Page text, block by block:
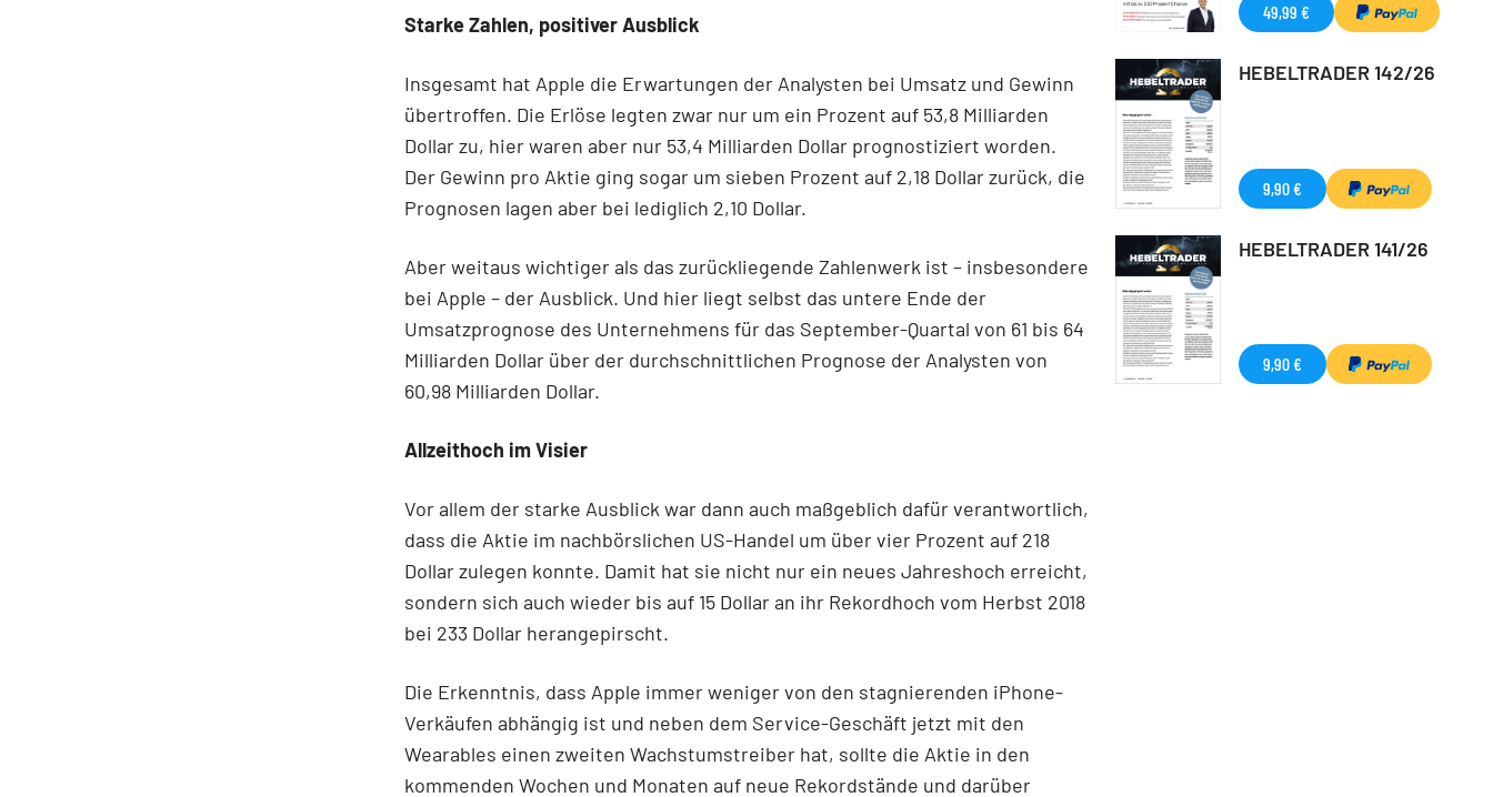
Starke Zahlen, positiver Ausblick
Insgesamt hat Apple die Erwartungen der Analysten bei Umsatz und Gewinn
übertroffen. Die Erlöse legten zwar nur um ein Prozent auf 53,8 Milliarden
Dollar zu, hier waren aber nur 53,4 Milliarden Dollar prognostiziert worden.
Der Gewinn pro Aktie ging sogar um sieben Prozent auf 2,18 Dollar zurück, die
Prognosen lagen aber bei lediglich 2,10 Dollar.
Aber weitaus wichtiger als das zurückliegende Zahlenwerk ist – insbesondere
bei Apple – der Ausblick. Und hier liegt selbst das untere Ende der
Umsatzprognose des Unternehmens für das September-Quartal von 61 bis 64
Milliarden Dollar über der durchschnittlichen Prognose der Analysten von
60,98 Milliarden Dollar.
Allzeithoch im Visier
Vor allem der starke Ausblick war dann auch maßgeblich dafür verantwortlich,
dass die Aktie im nachbörslichen US-Handel um über vier Prozent auf 218
Dollar zulegen konnte. Damit hat sie nicht nur ein neues Jahreshoch erreicht,
sondern sich auch wieder bis auf 15 Dollar an ihr Rekordhoch vom Herbst 2018
bei 233 Dollar herangepirscht.
Die Erkenntnis, dass Apple immer weniger von den stagnierenden iPhone-
Verkäufen abhängig ist und neben dem Service-Geschäft jetzt mit den
Wearables einen zweiten Wachstumstreiber hat, sollte die Aktie in den
kommenden Wochen und Monaten auf neue Rekordstände und darüber
49,99 €
HEBELTRADER 142/26
9,90 €
HEBELTRADER 141/26
9,90 €